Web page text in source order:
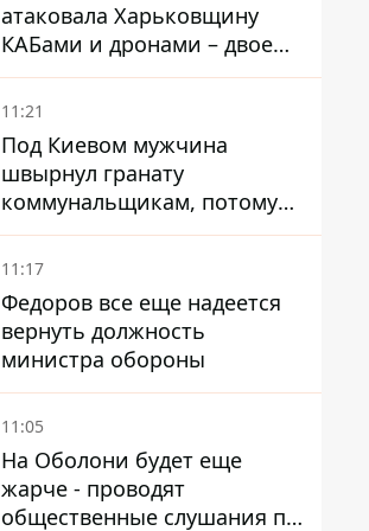
атаковала Харьковщину
КАБами и дронами – двое
погибших и 19 раненых
11:21
Под Киевом мужчина
швырнул гранату
коммунальщикам, потому
что не хотел платить по
квитанциям
11:17
Федоров все еще надеется
вернуть должность
министра обороны
11:05
На Оболони будет еще
жарче - проводят
общественные слушания по